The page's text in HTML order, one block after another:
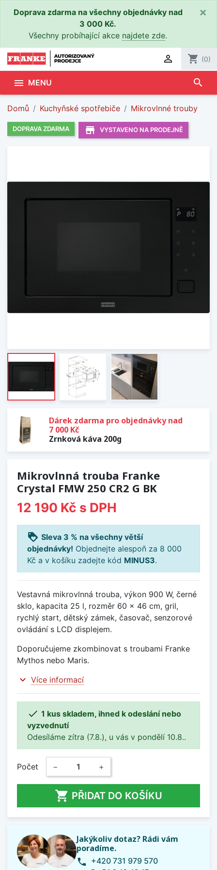
Doprava zdarma na všechny objednávky nad
3 000 Kč.
Všechny probíhající akce najdete zde.
×
 shopping_cart (0)
 MENU search
Domů Kuchyňské spotřebiče Mikrovlnné trouby
DOPRAVA ZDARMA store_mall_directory VYSTAVENO NA PRODEJNĚ
Dárek zdarma pro objednávky nad
7 000 Kč
Zrnková káva 200g
Mikrovlnná trouba Franke
Crystal FMW 250 CR2 G BK
12 190 Kč s DPH
loyalty Sleva 3 % na všechny větší
objednávky! Objednejte alespoň za 8 000
Kč a v košíku zadejte kód MINUS3.
Vestavná mikrovlnná trouba, výkon 900 W, černé
sklo, kapacita 25 l, rozměr 60 x 46 cm, gril,
rychlý start, dětský zámek, časovač, senzorové
ovládání s LCD displejem.
Doporučujeme zkombinovat s troubami Franke
Mythos nebo Maris.
expand_more Více informací
 1 kus skladem, ihned k odeslání nebo
vyzvednutí
Odesíláme zítra (7.8.), u vás v pondělí 10.8..
Počet − +
 PŘIDAT DO KOŠÍKU
Jakýkoliv dotaz? Rádi vám
poradíme.
phone +420 731 979 570